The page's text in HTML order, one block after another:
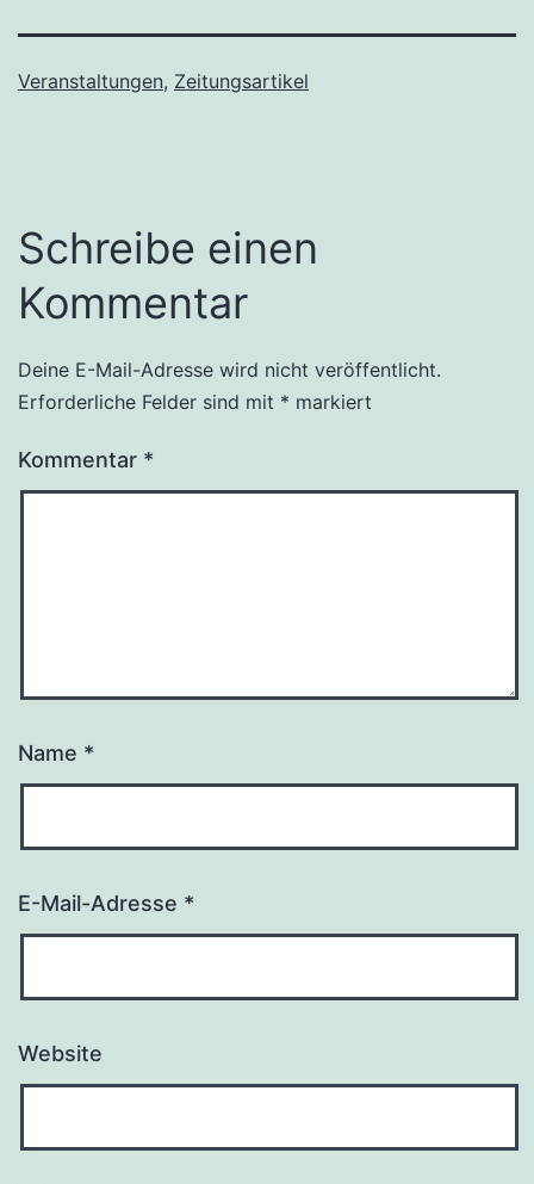
Veranstaltungen, Zeitungsartikel
Schreibe einen
Kommentar
Deine E-Mail-Adresse wird nicht veröffentlicht.
Erforderliche Felder sind mit * markiert
Kommentar *
Name *
E-Mail-Adresse *
Website